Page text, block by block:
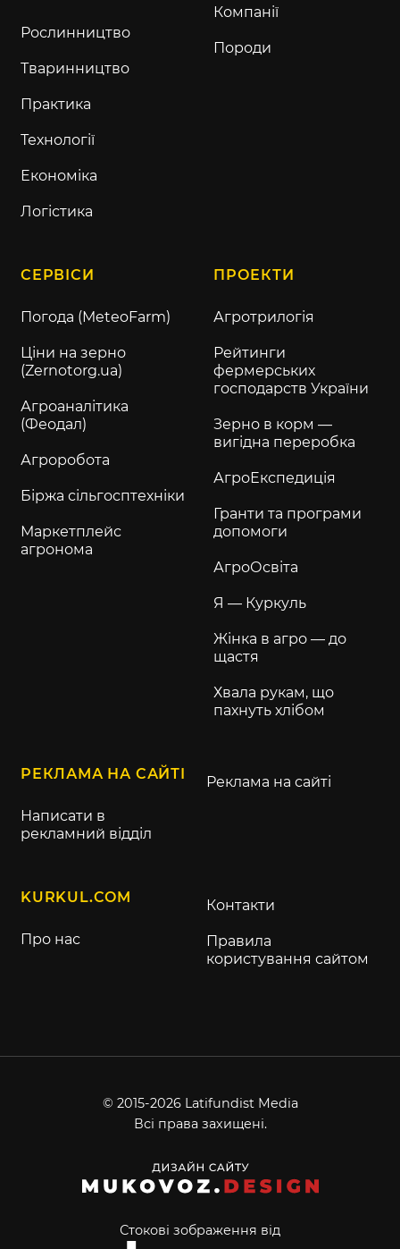
Рослинництво
Тваринництво
Практика
Технології
Економіка
Логістика
Компанії
Породи
СЕРВІСИ
Погода (MeteoFarm)
Ціни на зерно
(Zernotorg.ua)
Агроаналітика
(Феодал)
Агроробота
Біржа сільгосптехніки
Маркетплейс
агронома
ПРОЕКТИ
Агротрилогія
Рейтинги
фермерських
господарств України
Зерно в корм —
вигідна переробка
АгроЕкспедиція
Гранти та програми
допомоги
АгроОсвіта
Я — Куркуль
Жінка в агро — до
щастя
Хвала рукам, що
пахнуть хлібом
РЕКЛАМА НА САЙТІ
Написати в
рекламний відділ
Реклама на сайті
KURKUL.COM
Про нас
Контакти
Правила
користування сайтом
© 2015-2026 Latifundist Media
Всі права захищені.
Стокові зображення від